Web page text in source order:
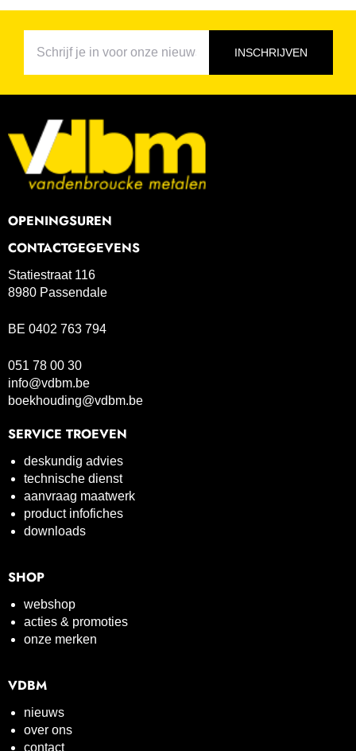
INSCHRIJVEN
OPENINGSUREN
CONTACTGEGEVENS
Statiestraat 116
8980 Passendale
BE 0402 763 794
051 78 00 30
info@vdbm.be
boekhouding@vdbm.be
SERVICE TROEVEN
deskundig advies
technische dienst
aanvraag maatwerk
product infofiches
downloads
SHOP
webshop
acties & promoties
onze merken
VDBM
nieuws
over ons
contact